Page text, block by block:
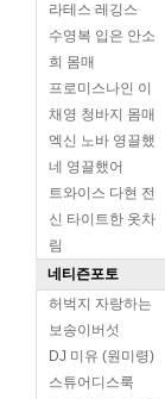
라테스 레깅스
수영복 입은 안소
희 몸매
프로미스나인 이
채영 청바지 몸매
엑신 노바 영끌했
네 영끌했어
트와이스 다현 전
신 타이트한 옷차
림
네티즌포토
허벅지 자랑하는
보송이버섯
DJ 미유 (원미령)
스튜어디스룩